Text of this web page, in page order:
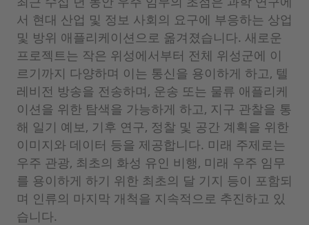
서 현대 산업 및 정보 사회의 요구에 부응하는 상업
및 방위 애플리케이션으로 옮겨졌습니다. 새로운
프로젝트는 작은 위성에서부터 전체 위성군에 이
르기까지 다양하며 이는 통신을 용이하게 하고, 텔
레비전 방송을 전송하며, 운송 또는 물류 애플리케
이션을 위한 탐색을 가능하게 하고, 지구 관찰을 통
해 일기 예보, 기후 연구, 정찰 및 공간 계획을 위한
이미지와 데이터 등을 제공합니다. 미래 주제로는
우주 관광, 최초의 화성 유인 비행, 미래 우주 임무
를 용이하게 하기 위한 최초의 달 기지 등이 포함되
며 인류의 마지막 개척을 지속적으로 추진하고 있
습니다.